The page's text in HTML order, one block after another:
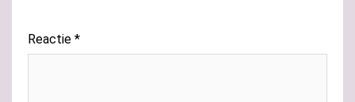
Reactie *